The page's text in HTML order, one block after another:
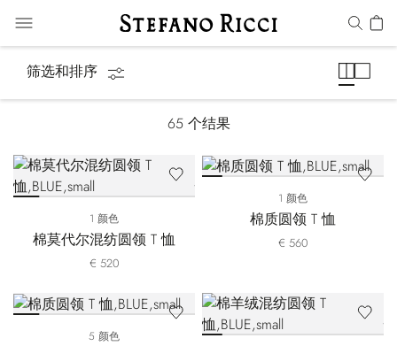
筛选和排序
65 个结果
1 颜色
棉莫代尔混纺圆领 T 恤
€ 520
1 颜色
棉质圆领 T 恤
€ 560
5 颜色